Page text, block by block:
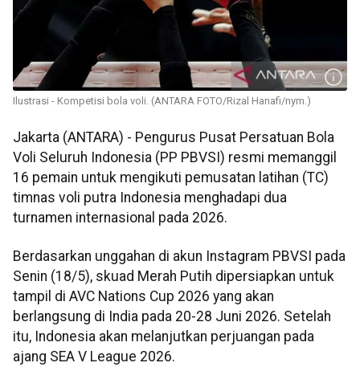
Ilustrasi - Kompetisi bola voli. (ANTARA FOTO/Rizal Hanafi/nym.)
Jakarta (ANTARA) - Pengurus Pusat Persatuan Bola
Voli Seluruh Indonesia (PP PBVSI) resmi memanggil
16 pemain untuk mengikuti pemusatan latihan (TC)
timnas voli putra Indonesia menghadapi dua
turnamen internasional pada 2026.
Berdasarkan unggahan di akun Instagram PBVSI pada
Senin (18/5), skuad Merah Putih dipersiapkan untuk
tampil di AVC Nations Cup 2026 yang akan
berlangsung di India pada 20-28 Juni 2026. Setelah
itu, Indonesia akan melanjutkan perjuangan pada
ajang SEA V League 2026.